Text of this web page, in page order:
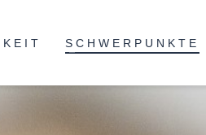
SCHWERPUNKTE